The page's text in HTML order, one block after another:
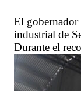
El gobernador
industrial de
Durante el